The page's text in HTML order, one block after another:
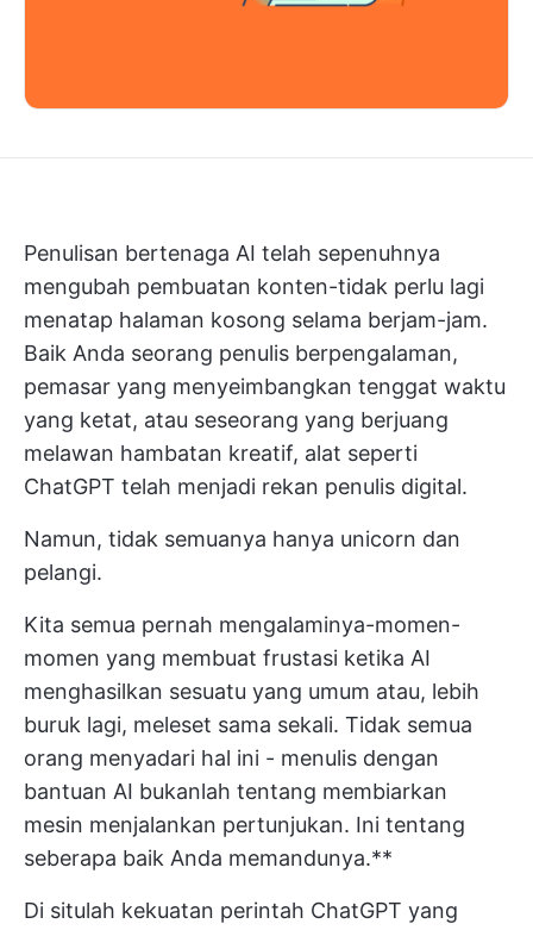
Penulisan bertenaga AI telah sepenuhnya
mengubah pembuatan konten-tidak perlu lagi
menatap halaman kosong selama berjam-jam.
Baik Anda seorang penulis berpengalaman,
pemasar yang menyeimbangkan tenggat waktu
yang ketat, atau seseorang yang berjuang
melawan hambatan kreatif, alat seperti
ChatGPT telah menjadi rekan penulis digital.
Namun, tidak semuanya hanya unicorn dan
pelangi.
Kita semua pernah mengalaminya-momen-
momen yang membuat frustasi ketika AI
menghasilkan sesuatu yang umum atau, lebih
buruk lagi, meleset sama sekali. Tidak semua
orang menyadari hal ini - menulis dengan
bantuan AI bukanlah tentang membiarkan
mesin menjalankan pertunjukan. Ini tentang
seberapa baik Anda memandunya.**
Di situlah kekuatan perintah ChatGPT yang